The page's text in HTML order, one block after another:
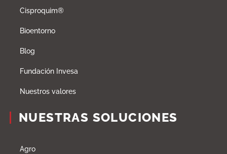
Cisproquim®
Bioentorno
Blog
Fundación Invesa
Nuestros valores
NUESTRAS SOLUCIONES
Agro